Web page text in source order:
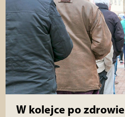
W kolejce po zdrowie